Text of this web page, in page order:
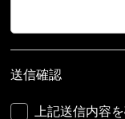
送信確認
上記送信内容